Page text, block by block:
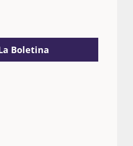
Boletina